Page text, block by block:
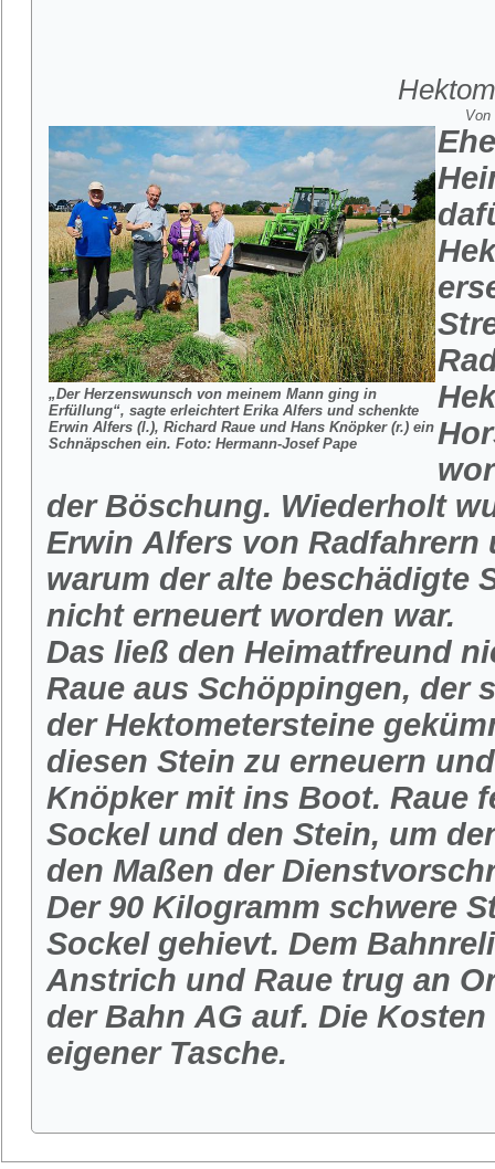
Von
„Der Herzenswunsch von meinem Mann ging in
Erfüllung“, sagte erleichtert Erika Alfers und schenkte
Erwin Alfers (l.), Richard Raue und Hans Knöpker (r.) ein
Schnäpschen ein. Foto: Hermann-Josef Pape
der Böschung. Wiederholt
Erwin Alfers von Radfahrern
warum der alte beschädigte
nicht erneuert worden war.
Das ließ den Heimatfreund
Raue aus Schöppingen, der
der Hektometersteine
diesen Stein zu erneuern
Knöpker mit ins Boot. Raue
Sockel und den Stein, um
den Maßen der
Der 90 Kilogramm schwere
Sockel gehievt. Dem
Anstrich und Raue trug an
der Bahn AG auf. Die
eigener Tasche.